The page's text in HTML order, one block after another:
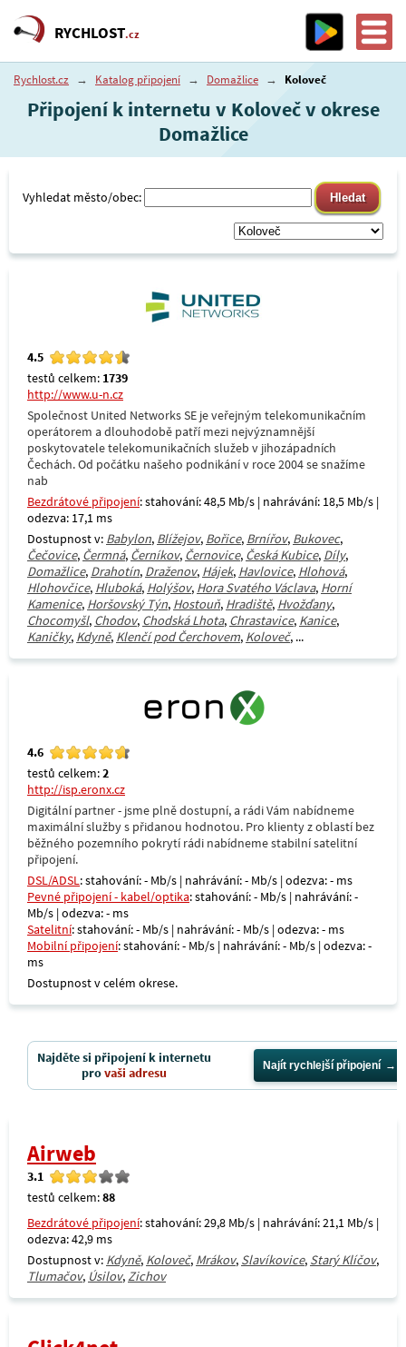
RYCHLOST.cz
Rychlost.cz → Katalog připojení → Domažlice → Koloveč
Připojení k internetu v Koloveč v okrese
Domažlice
Vyhledat město/obec:
4.5
testů celkem: 1739
http://www.u-n.cz
Společnost United Networks SE je veřejným telekomunikačním
operátorem a dlouhodobě patří mezi nejvýznamnější
poskytovatele telekomunikačních služeb v jihozápadních
Čechách. Od počátku našeho podnikání v roce 2004 se snažíme
nab
Bezdrátové připojení: stahování: 48,5 Mb/s | nahrávání: 18,5 Mb/s |
odezva: 17,1 ms
Dostupnost v: Babylon, Blížejov, Bořice, Brnířov, Bukovec,
Čečovice, Čermná, Černíkov, Černovice, Česká Kubice, Díly,
Domažlice, Drahotín, Draženov, Hájek, Havlovice, Hlohová,
Hlohovčice, Hluboká, Holýšov, Hora Svatého Václava, Horní
Kamenice, Horšovský Týn, Hostouň, Hradiště, Hvožďany,
Chocomyšl, Chodov, Chodská Lhota, Chrastavice, Kanice,
Kaničky, Kdyně, Klenčí pod Čerchovem, Koloveč, ...
4.6
testů celkem:2
http://isp.eronx.cz
Digitální partner - jsme plně dostupní, a rádi Vám nabídneme
maximální služby s přidanou hodnotou. Pro klienty z oblastí bez
běžného pozemního pokrytí rádi nabídneme stabilní satelitní
připojení.
DSL/ADSL: stahování: - Mb/s | nahrávání: - Mb/s | odezva: - ms
Pevné připojení - kabel/optika: stahování: - Mb/s | nahrávání: -
Mb/s | odezva: - ms
Satelitní: stahování: - Mb/s | nahrávání: - Mb/s | odezva: - ms
Mobilní připojení: stahování: - Mb/s | nahrávání: - Mb/s | odezva: -
ms
Dostupnost v celém okrese.
Najděte si připojení k internetu
provaši adresu Najít rychlejší připojení
Airweb
3.1
testů celkem:88
Bezdrátové připojení: stahování: 29,8 Mb/s | nahrávání: 21,1 Mb/s |
odezva: 42,9 ms
Dostupnost v: Kdyně, Koloveč, Mrákov, Slavíkovice, Starý Klíčov,
Tlumačov, Úsilov,Zichov